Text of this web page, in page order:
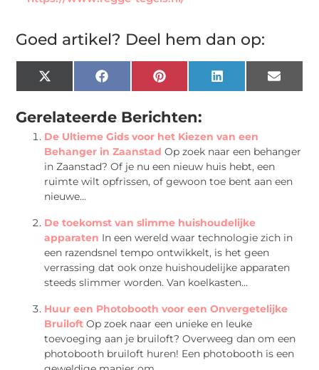
Goed artikel? Deel hem dan op:
X
(Twitter)
FacebookPinterestLinkedInEmail
Gerelateerde Berichten:
De Ultieme Gids voor het Kiezen van een
Behanger in Zaanstad Op zoek naar een behanger
in Zaanstad? Of je nu een nieuw huis hebt, een
ruimte wilt opfrissen, of gewoon toe bent aan een
nieuwe...
De toekomst van slimme huishoudelijke
apparaten In een wereld waar technologie zich in
een razendsnel tempo ontwikkelt, is het geen
verrassing dat ook onze huishoudelijke apparaten
steeds slimmer worden. Van koelkasten...
Huur een Photobooth voor een Onvergetelijke
Bruiloft Op zoek naar een unieke en leuke
toevoeging aan je bruiloft? Overweeg dan om een
photobooth bruiloft huren! Een photobooth is een